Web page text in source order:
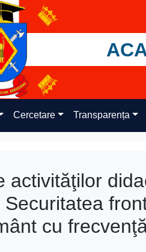
Cercetare Transparența
activităţilor
Securitatea
cu